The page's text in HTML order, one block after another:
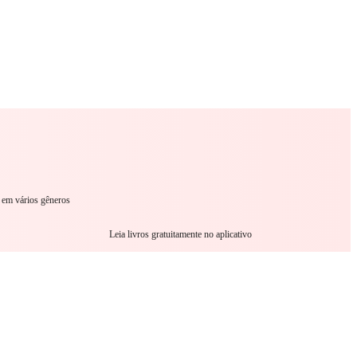
vários gêneros
Leia livros gratuitamente no aplicativo